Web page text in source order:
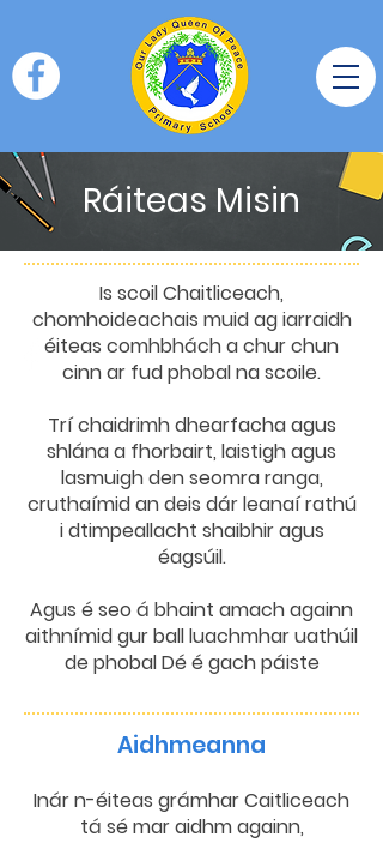
Ráiteas Misin
Is scoil Chaitliceach,
chomhoideachais muid ag iarraidh
éiteas comhbhách a chur chun
cinn ar fud phobal na scoile.
Trí chaidrimh dhearfacha agus
shlána a fhorbairt, laistigh agus
lasmuigh den seomra ranga,
cruthaímid an deis dár leanaí rathú
i dtimpeallacht shaibhir agus
éagsúil.
Agus é seo á bhaint amach againn
aithnímid gur ball luachmhar uathúil
de phobal Dé é gach páiste
Aidhmeanna
Inár n-éiteas grámhar Caitliceach
tá sé mar aidhm againn,